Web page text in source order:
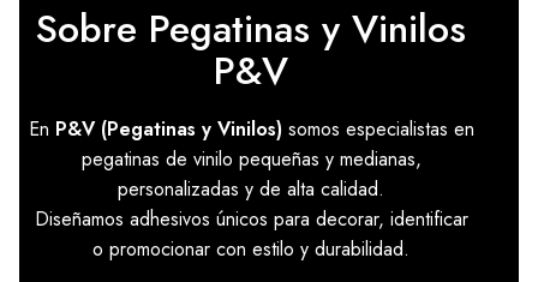
Sobre Pegatinas y Vinilos
P&V
En P&V (Pegatinas y Vinilos)somos especialistas en
pegatinas de vinilo pequeñas y medianas,
personalizadas y de alta calidad.
Diseñamos adhesivos únicos para decorar, identificar
o promocionar con estilo y durabilidad.